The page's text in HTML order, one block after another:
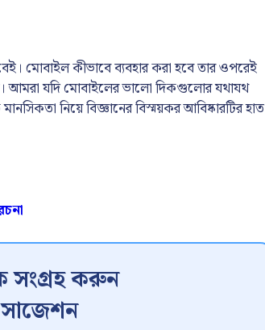
মোবাইল কীভাবে ব্যবহার করা হবে তার ওপরেই
যদি মোবাইলের ভালো দিকগুলোর যথাযথ
নিয়ে বিজ্ঞানের বিস্ময়কর আবিষ্কারটির হাত
সংগ্রহ করুন